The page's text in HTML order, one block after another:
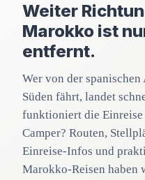
Weiter
Marokko ist
entfernt.
Wer von der
Süden fährt, landet
funktioniert die
Camper? Routen,
Einreise-Infos und
Marokko-Reisen haben